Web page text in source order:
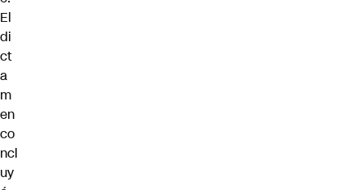
El
di
ct
a
m
en
co
ncl
uy